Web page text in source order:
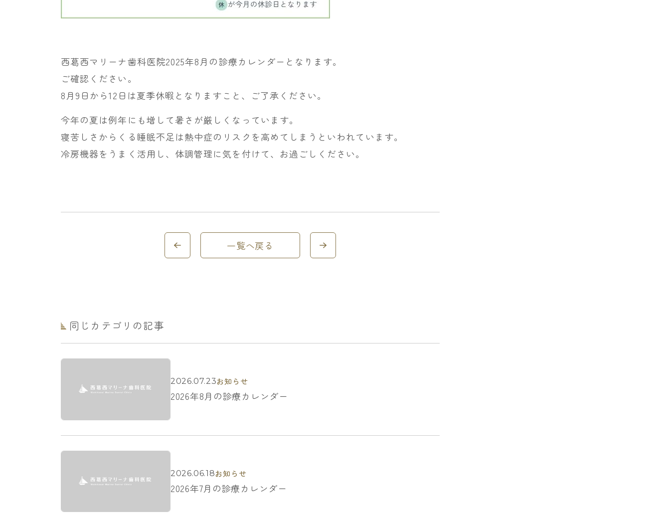
西葛西マリーナ歯科医院2025年8月の診療カレンダーとなります。
ご確認ください。
8月9日から12日は夏季休暇となりますこと、ご了承ください。
今年の夏は例年にも増して暑さが厳しくなっています。
寝苦しさからくる睡眠不足は熱中症のリスクを高めてしまうといわれています。
冷房機器をうまく活用し、体調管理に気を付けて、お過ごしください。
一覧へ戻る
同じカテゴリの記事
2026.07.23お知らせ
2026年8月の診療カレンダー
2026.06.18お知らせ
2026年7月の診療カレンダー